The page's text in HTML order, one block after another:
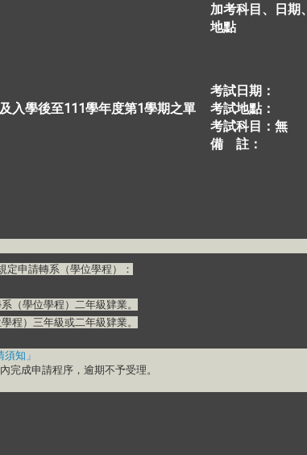
加考科目、日期、
地點
入學後至111學年度第1學期之單
考試日期：
考試地點：
考試科目：無
備 註：
申請轉系（學位學程）：
學位學程）二年級肄業。
）三年級或二年級肄業。
須知 」
完成申請程序，逾期不予受理。